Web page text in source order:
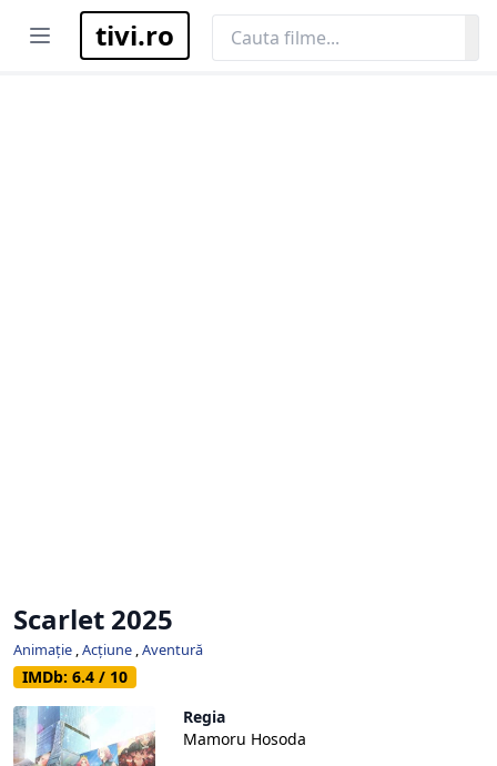
Open menutivi.ro
Scarlet 2025
Animație ,Acțiune ,Aventură
IMDb: 6.4 / 10
Regia
Mamoru Hosoda